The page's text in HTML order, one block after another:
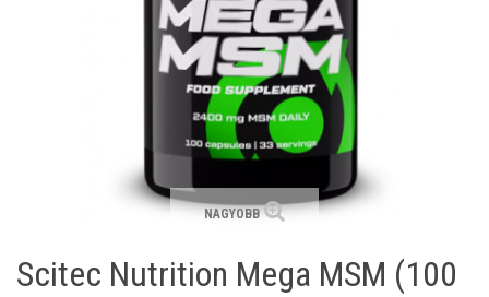
NAGYOBB
Scitec Nutrition Mega MSM (100